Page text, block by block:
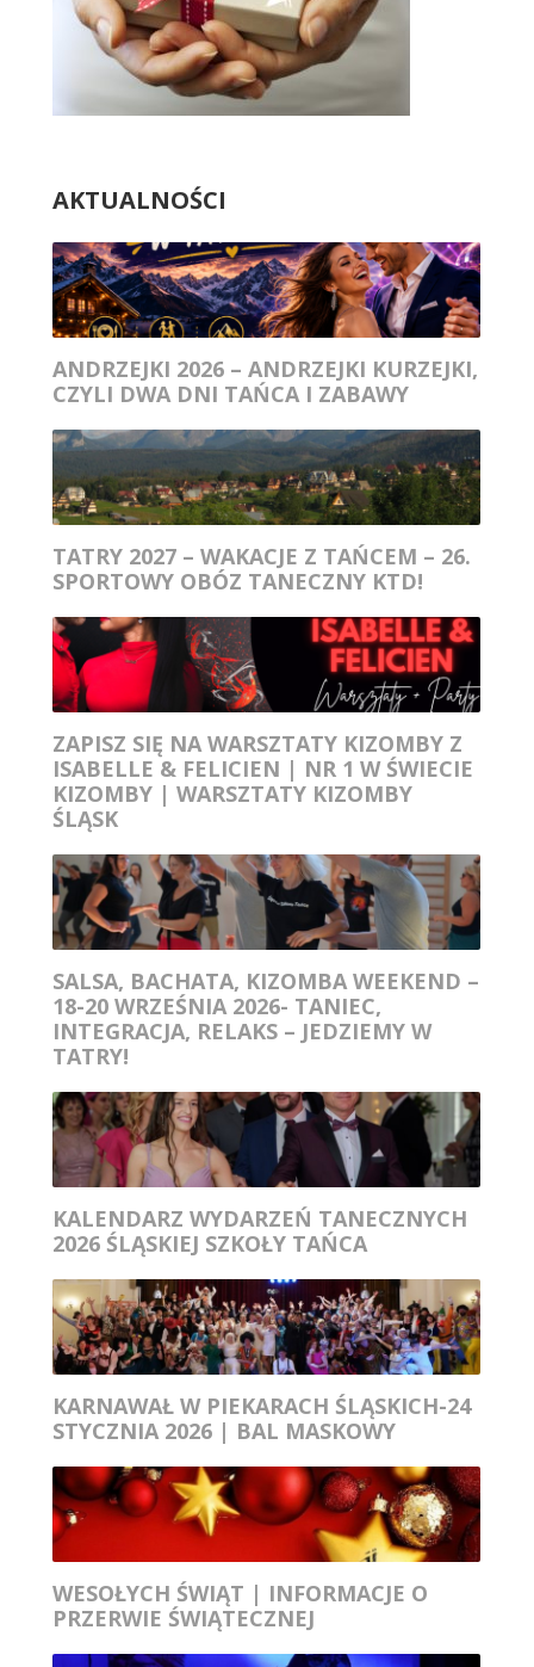
AKTUALNOŚCI
ANDRZEJKI 2026 – ANDRZEJKI KURZEJKI,
CZYLI DWA DNI TAŃCA I ZABAWY
TATRY 2027 – WAKACJE Z TAŃCEM – 26.
SPORTOWY OBÓZ TANECZNY KTD!
ZAPISZ SIĘ NA WARSZTATY KIZOMBY Z
ISABELLE & FELICIEN | NR 1 W ŚWIECIE
KIZOMBY | WARSZTATY KIZOMBY
ŚLĄSK
SALSA, BACHATA, KIZOMBA WEEKEND –
18-20 WRZEŚNIA 2026- TANIEC,
INTEGRACJA, RELAKS – JEDZIEMY W
TATRY!
KALENDARZ WYDARZEŃ TANECZNYCH
2026 ŚLĄSKIEJ SZKOŁY TAŃCA
KARNAWAŁ W PIEKARACH ŚLĄSKICH-24
STYCZNIA 2026 | BAL MASKOWY
WESOŁYCH ŚWIĄT | INFORMACJE O
PRZERWIE ŚWIĄTECZNEJ